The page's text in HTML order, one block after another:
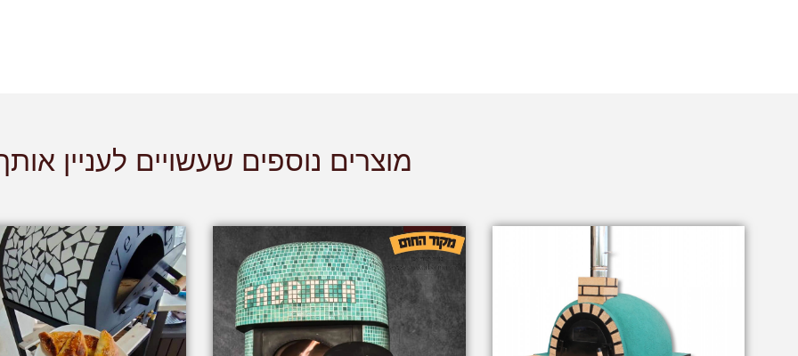
מוצרים נוספים שעשויים לעניין